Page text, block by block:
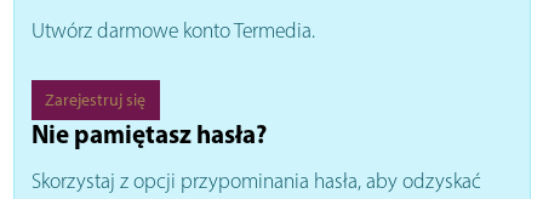
Utwórz darmowe konto Termedia.
Zarejestruj się
Nie pamiętasz hasła?
Skorzystaj z opcji przypominania hasła, aby odzyskać